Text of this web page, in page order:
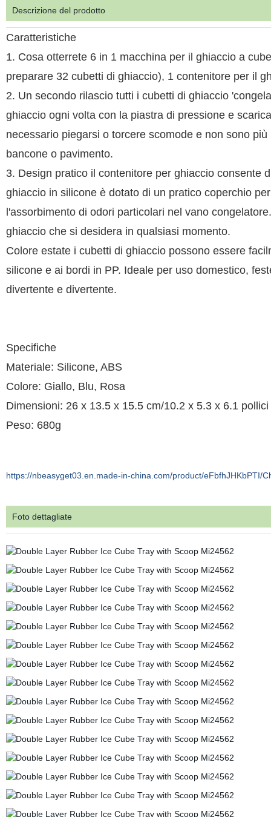
Descrizione del prodotto
Caratteristiche
1. Cosa otterrete 6 in 1 macchina per il ghiaccio a
preparare 32 cubetti di ghiaccio), 1 contenitore per il
2. Un secondo rilascio tutti i cubetti di ghiaccio
ghiaccio ogni volta con la piastra di pressione e
necessario piegarsi o torcere scomode e non sono
bancone o pavimento.
3. Design pratico il contenitore per ghiaccio consente
ghiaccio in silicone è dotato di un pratico coperchio
l'assorbimento di odori particolari nel vano
ghiaccio che si desidera in qualsiasi momento.
Colore estate i cubetti di ghiaccio possono essere
silicone e ai bordi in PP. Ideale per uso domestico,
divertente e divertente.
Specifiche
Materiale: Silicone, ABS
Colore: Giallo, Blu, Rosa
Dimensioni: 26 x 13.5 x 15.5 cm/10.2 x 5.3 x 6.1 pollici
Peso: 680g
https://nbeasyget03.en.made-in-china.com/product/eFbfhJHKbPTI/
Foto dettagliate